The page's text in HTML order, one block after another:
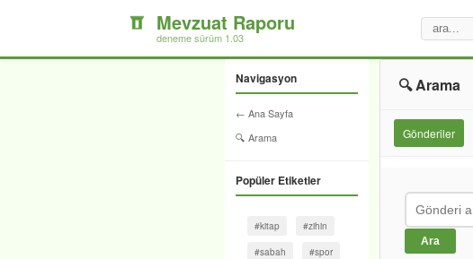
Mevzuat Raporu
deneme sürüm 1.03
Navigasyon
← Ana Sayfa
🔍 Arama
Popüler Etiketler
#kitap #zihin
#sabah #spor
🔍 Arama
Gönderiler
Ara